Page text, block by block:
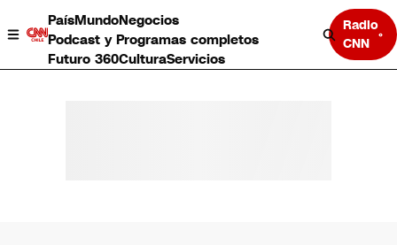
PaísMundoNegocios
Podcast y Programas completos
Futuro 360CulturaServicios
Radio
CNN